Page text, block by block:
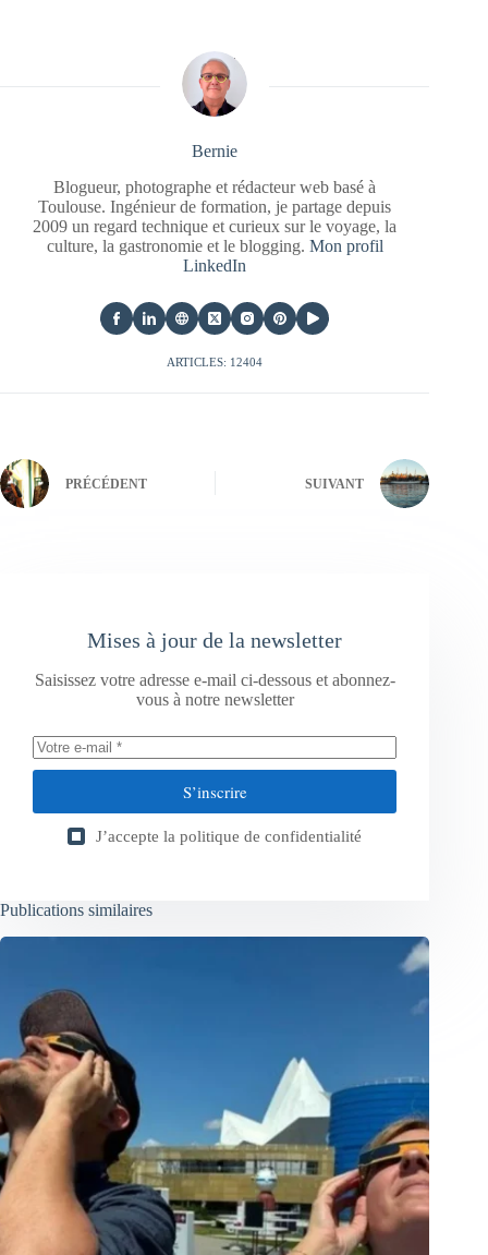
Bernie
Blogueur, photographe et rédacteur web basé à
Toulouse. Ingénieur de formation, je partage depuis
2009 un regard technique et curieux sur le voyage, la
culture, la gastronomie et le blogging. Mon profil
LinkedIn
ARTICLES: 12404
PRÉCÉDENT SUIVANT
Mises à jour de la newsletter
Saisissez votre adresse e-mail ci-dessous et abonnez-
vous à notre newsletter
S’inscrire
J’accepte la politique de confidentialité
Publications similaires